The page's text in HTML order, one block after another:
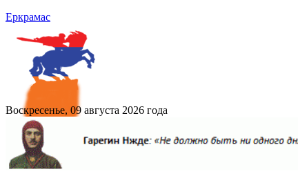
Еркрамас
Воскресенье, 09 августа 2026 года